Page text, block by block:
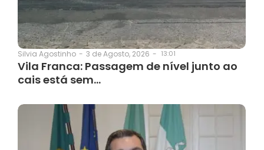
Silvia Agostinho - 3 de Agosto, 2026 - 13:01
Vila Franca: Passagem de nível junto ao
cais está sem…